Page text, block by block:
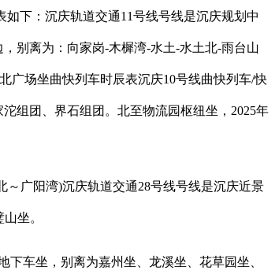
下：沉庆轨道交通11号线号线是沉庆规划中
别离为：向家岗-木樨湾-水土-水土北-雨台山
广场坐曲快列车时辰表沉庆10号线曲快列车/快
组团、界石组团。北至物流园枢纽坐，2025年
广阳湾)沉庆轨道交通28号线号线是沉庆近景
坐。
车坐，别离为嘉州坐、龙溪坐、花草园坐、